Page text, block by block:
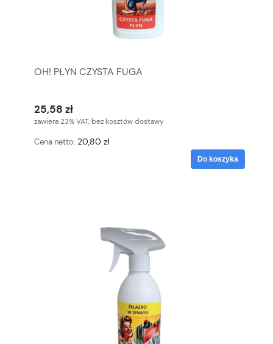
OH! PŁYN CZYSTA FUGA
25,58 zł
zawiera 23% VAT, bez kosztów dostawy
Cena netto: 20,80 zł
Do koszyka